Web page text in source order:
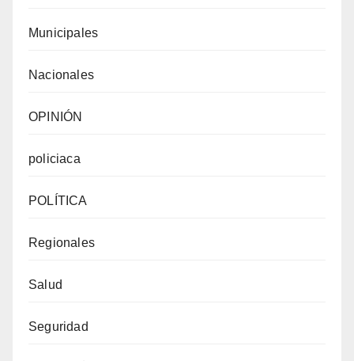
Municipales
Nacionales
OPINIÓN
policiaca
POLÍTICA
Regionales
Salud
Seguridad